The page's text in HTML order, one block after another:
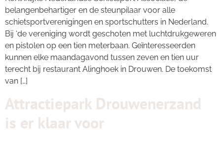
belangenbehartiger en de steunpilaar voor alle
schietsportverenigingen en sportschutters in Nederland.
Bij ‘de vereniging wordt geschoten met luchtdrukgeweren
en pistolen op een tien meterbaan. Geïnteresseerden
kunnen elke maandagavond tussen zeven en tien uur
terecht bij restaurant Alinghoek in Drouwen. De toekomst
van […]
Attractiepark Drouwenerzand
is er klaar voor